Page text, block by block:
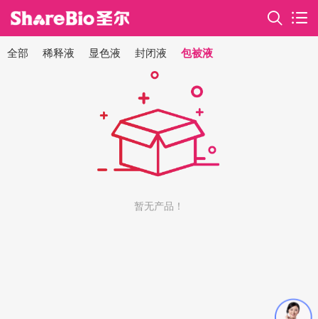
全部 稀释液 显色液 封闭液 包被液
暂无产品！